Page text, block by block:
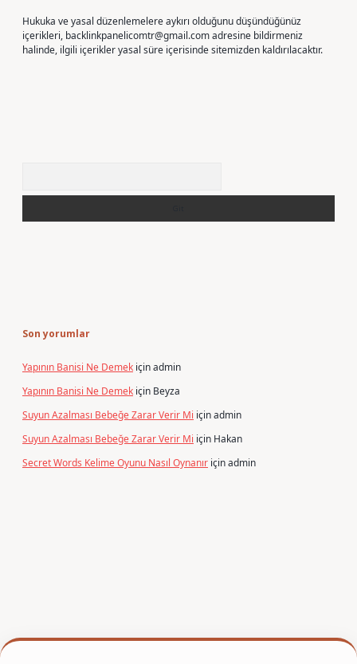
Hukuka ve yasal düzenlemelere aykırı olduğunu düşündüğünüz
içerikleri, backlinkpanelicomtr@gmail.comadresine bildirmeniz
halinde, ilgili içerikler yasal süre içerisinde sitemizden kaldırılacaktır.
Son yorumlar
Yapının Banisi Ne Demek içinadmin
Yapının Banisi Ne Demek için Beyza
Suyun Azalması Bebeğe Zarar Verir Mi içinadmin
Suyun Azalması Bebeğe Zarar Verir Mi için Hakan
Secret Words Kelime Oyunu Nasıl Oynanır içinadmin